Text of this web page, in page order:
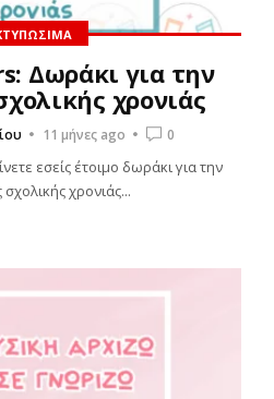
Δωράκι για την
χρονιάς
11 μήνες ago 0
εσείς έτοιμο δωράκι για την
χρονιάς...